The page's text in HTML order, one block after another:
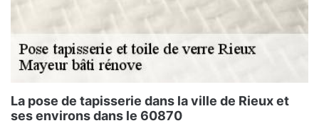
La pose de tapisserie dans la ville de Rieux et
ses environs dans le 60870